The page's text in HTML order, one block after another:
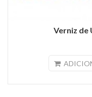
Verniz de